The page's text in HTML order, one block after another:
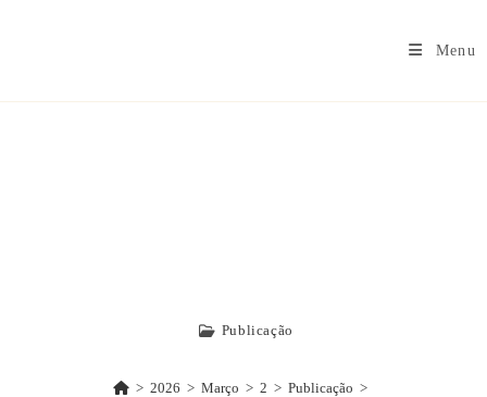
Menu
Publicação
> 2026 > Março > 2 > Publicação >